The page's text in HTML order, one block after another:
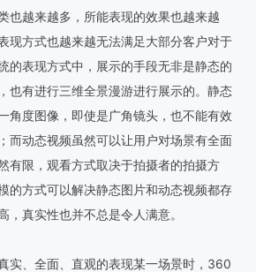
也越来越多，所能表现的效果也越来越
现方式也越来越无法满足大部分客户对于
的表现方式中，展示的手段无非是静态的
也有进行三维全景漫游进行展示的。静态
角度图像，即使是广角镜头，也不能有效
而动态视频虽然可以让用户对场景有全面
有限，观看方式取决于拍摄者的拍摄方
的方式可以解决静态图片和动态视频都存
，真实性也并不总是令人满意。
、全面、直观的表现某一场景时，360